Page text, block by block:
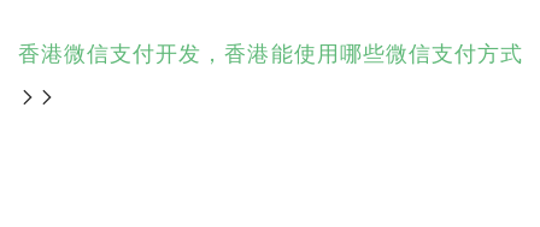
香港微信支付开发，香港能使用哪些微信支付方式
